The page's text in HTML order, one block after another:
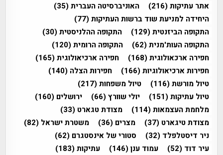
אתר עתיקות(216) האוניברסיטה העברית(35)
היחידה למניעת שוד ברשות העתיקות(77)
התקופה הביזנטית(129) התקופה ההלניסטית(30)
התקופה העות'מנית(62) התקופה הרומית(120)
חפירה ארכאולוגית(168) חפירה ארכיאולוגית(165)
חפירות ארכיאולוגיות(166) חפירות הצלה (140)
טיול מורשת(116) טיול משפחות(217)
טיול עתיקות(151) יולי שוורץ(66) ירושלים (160)
מלחמת העצמאות(114) מצודת טגארט (33)
מצודת טיגארט (37) מצרים (36) משטרת ישראל (82)
ניר דיסטלפלד (32) סטורי של אינסטגרם (62)
עיר דוד (52) עמוד ענן(146) עתיקות(183)